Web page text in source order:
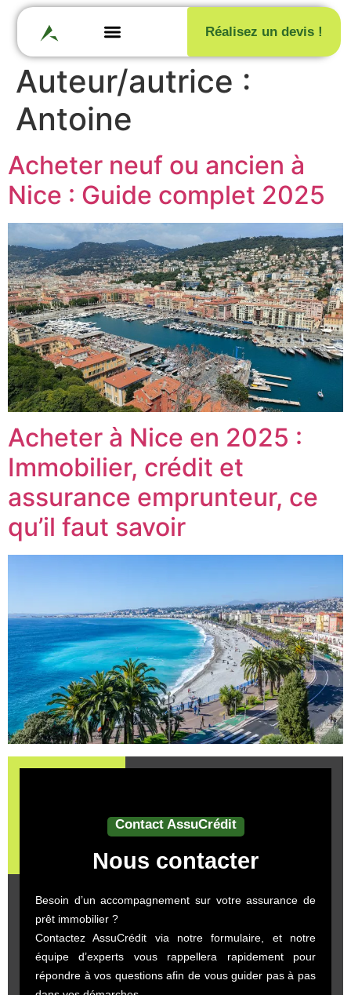
Réalisez un devis !
Auteur/autrice :
Antoine
Acheter neuf ou ancien à
Nice : Guide complet 2025
Acheter à Nice en 2025 :
Immobilier, crédit et
assurance emprunteur, ce
qu’il faut savoir
Contact AssuCrédit
Nous contacter
Besoin d’un accompagnement sur votre assurance de
prêt immobilier ?
Contactez AssuCrédit via notre formulaire, et notre
équipe d’experts vous rappellera rapidement pour
répondre à vos questions afin de vous guider pas à pas